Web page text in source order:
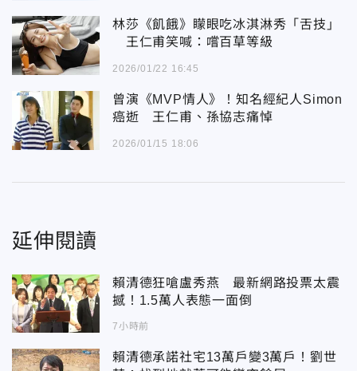
林莎《飢餓》矇眼吃冰淇淋秀「舌技」
王仁甫笑喊：嚐百草等級
2026/01/22 16:45
曾演《MVP情人》！知名經紀人Simon
癌逝 王仁甫、孫協志痛悼
2026/01/15 18:06
延伸閱讀
賴清德狂嗆盧秀燕 最新網路投票太震
撼！1.5萬人表態一面倒
7小時前
賴清德承諾社宅13萬戶變3萬戶！劉世